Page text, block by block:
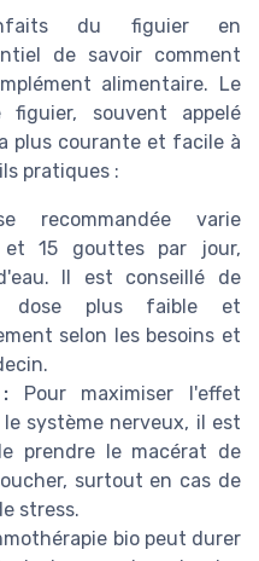
du figuier en
de savoir comment
alimentaire. Le
souvent appelé
plus courante et facile à
pratiques :
recommandée varie
15 gouttes par jour,
Il est conseillé de
dose plus faible et
selon les besoins et
Pour maximiser l'effet
système nerveux, il est
prendre le macérat de
surtout en cas de
stress.
bio peut durer